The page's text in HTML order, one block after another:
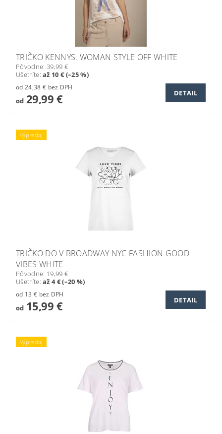
TRIČKO KENNYS. WOMAN STYLE OFF WHITE
Pôvodne: 39,99 €
Ušetríte:až 10 € (–25 %)
od 24,38 € bez DPH
od29,99 € DETAIL
Výpredaj
TRIČKO DO V BROADWAY NYC FASHION GOOD
VIBES WHITE
Pôvodne: 19,99 €
Ušetríte:až 4 € (–20 %)
od 13 € bez DPH
od15,99 € DETAIL
Výpredaj